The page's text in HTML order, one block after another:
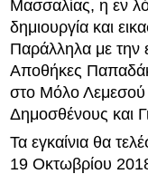
Μασσαλίας, η εν
δημιουργία και
Παράλληλα με την
Αποθήκες
στο Μόλο Λεμεσού
Δημοσθένους και
Τα εγκαίνια θα
19 Οκτωβρίου